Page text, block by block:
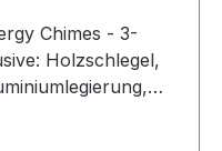
Chimes - 3-
Holzschlegel,